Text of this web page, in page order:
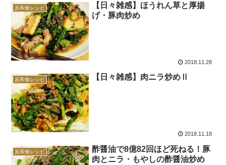
反和食レシピ
【日々雑感】ほうれん草と厚揚
げ・豚肉炒め
2018.11.28
反和食レシピ 【日々雑感】肉ニラ炒めⅡ
2018.11.18
反和食レシピ
酢醤油で8億82回ほど死ねる！豚
肉とニラ・もやしの酢醤油炒め